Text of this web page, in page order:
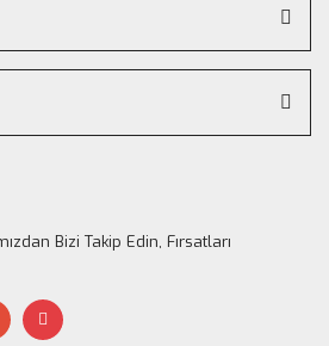
Bizi Takip Edin, Fırsatları